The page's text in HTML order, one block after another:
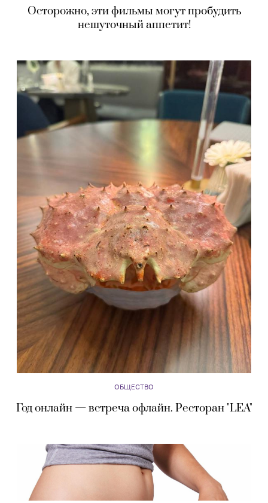
Осторожно, эти фильмы могут пробудить
нешуточный аппетит!
ОБЩЕСТВО
Год онлайн — встреча офлайн. Ресторан "LEA"